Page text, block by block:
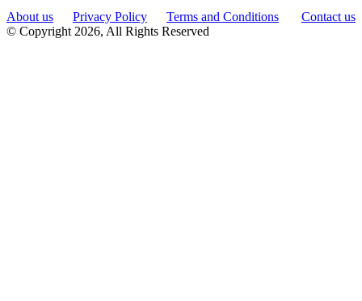
About us
Privacy Policy Terms and Conditions
Contact us
© Copyright 2026, All Rights Reserved